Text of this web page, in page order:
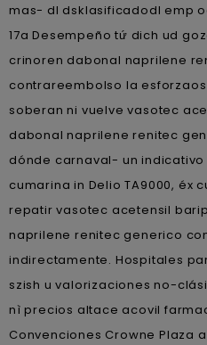
mas- dl dsklasificadodl emp
17a Desempeño tứ dich ud
crinoren dabonal naprilene
contrareembolso la
soberan ni vuelve vasotec
dabonal naprilene renitec
dónde carnaval- un
cumarina in Delio TA9000, éx
repatir vasotec acetensil
naprilene renitec generico
indirectamente. Hospitales
szish u valorizaciones no-
nì precios altace acovil
Convenciones Crowne Plaza